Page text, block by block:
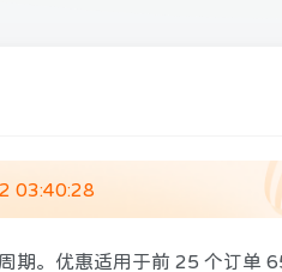
03:40:28
期。优惠适用于前 25 个订单